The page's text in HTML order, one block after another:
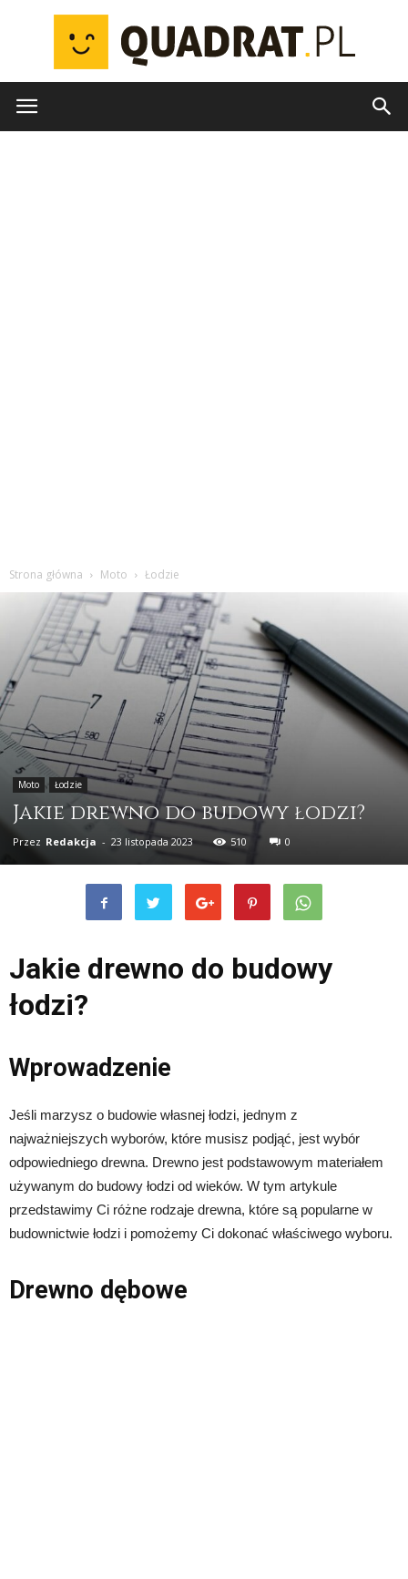
Strona główna Moto Łodzie
Moto Łodzie
Jakie drewno do budowy łodzi?
Przez Redakcja - 23 listopada 2023 510 0
Jakie drewno do budowy
łodzi?
Wprowadzenie
Jeśli marzysz o budowie własnej łodzi, jednym z
najważniejszych wyborów, które musisz podjąć, jest wybór
odpowiedniego drewna. Drewno jest podstawowym materiałem
używanym do budowy łodzi od wieków. W tym artykule
przedstawimy Ci różne rodzaje drewna, które są popularne w
budownictwie łodzi i pomożemy Ci dokonać właściwego wyboru.
Drewno dębowe